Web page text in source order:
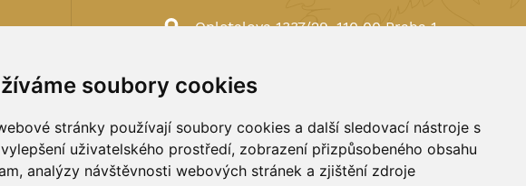
soubory cookies
stránky používají soubory cookies a další sledovací nástroje s
uživatelského prostředí, zobrazení přizpůsobeného obsahu
analýzy návštěvnosti webových stránek a zjištění zdroje
Opletalova 1337/29, 110 00 Praha 1
Spravováno a hostováno uDIGITREE